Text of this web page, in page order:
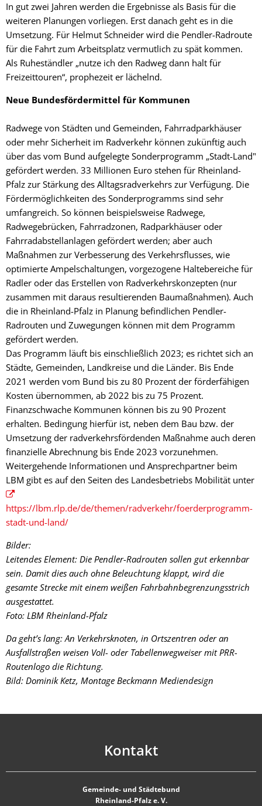
In gut zwei Jahren werden die Ergebnisse als Basis für die
weiteren Planungen vorliegen. Erst danach geht es in die
Umsetzung. Für Helmut Schneider wird die Pendler-Radroute
für die Fahrt zum Arbeitsplatz vermutlich zu spät kommen.
Als Ruheständler „nutze ich den Radweg dann halt für
Freizeittouren“, prophezeit er lächelnd.
Neue Bundesfördermittel für Kommunen
Radwege von Städten und Gemeinden, Fahrradparkhäuser
oder mehr Sicherheit im Radverkehr können zukünftig auch
über das vom Bund aufgelegte Sonderprogramm „Stadt-Land"
gefördert werden. 33 Millionen Euro stehen für Rheinland-
Pfalz zur Stärkung des Alltagsradverkehrs zur Verfügung. Die
Fördermöglichkeiten des Sonderprogramms sind sehr
umfangreich. So können beispielsweise Radwege,
Radwegebrücken, Fahrradzonen, Radparkhäuser oder
Fahrradabstellanlagen gefördert werden; aber auch
Maßnahmen zur Verbesserung des Verkehrsflusses, wie
optimierte Ampelschaltungen, vorgezogene Haltebereiche für
Radler oder das Erstellen von Radverkehrskonzepten (nur
zusammen mit daraus resultierenden Baumaßnahmen). Auch
die in Rheinland-Pfalz in Planung befindlichen Pendler-
Radrouten und Zuwegungen können mit dem Programm
gefördert werden.
Das Programm läuft bis einschließlich 2023; es richtet sich an
Städte, Gemeinden, Landkreise und die Länder. Bis Ende
2021 werden vom Bund bis zu 80 Prozent der förderfähigen
Kosten übernommen, ab 2022 bis zu 75 Prozent.
Finanzschwache Kommunen können bis zu 90 Prozent
erhalten. Bedingung hierfür ist, neben dem Bau bzw. der
Umsetzung der radverkehrsfördenden Maßnahme auch deren
finanzielle Abrechnung bis Ende 2023 vorzunehmen.
Weitergehende Informationen und Ansprechpartner beim
LBM gibt es auf den Seiten des Landesbetriebs Mobilität unter
https://lbm.rlp.de/de/themen/radverkehr/foerderprogramm-
stadt-und-land/
Bilder:
Leitendes Element: Die Pendler-Radrouten sollen gut erkennbar
sein. Damit dies auch ohne Beleuchtung klappt, wird die
gesamte Strecke mit einem weißen Fahrbahnbegrenzungsstrich
ausgestattet.
Foto: LBM Rheinland-Pfalz
Da geht’s lang: An Verkehrsknoten, in Ortszentren oder an
Ausfallstraßen weisen Voll- oder Tabellenwegweiser mit PRR-
Routenlogo die Richtung.
Bild: Dominik Ketz, Montage Beckmann Mediendesign
Kontakt
Gemeinde- und Städtebund
Rheinland-Pfalz e. V.